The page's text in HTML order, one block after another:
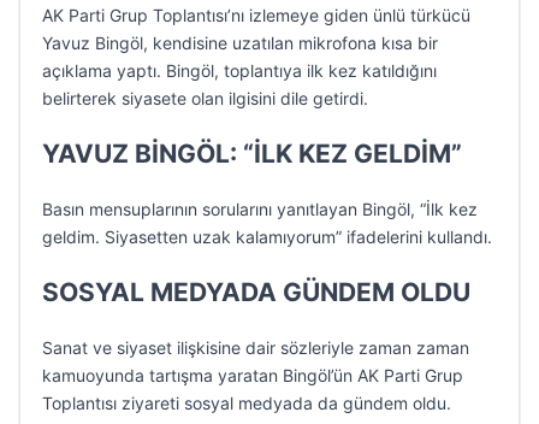
AK Parti Grup Toplantısı’nı izlemeye giden ünlü türkücü
Yavuz Bingöl, kendisine uzatılan mikrofona kısa bir
açıklama yaptı. Bingöl, toplantıya ilk kez katıldığını
belirterek siyasete olan ilgisini dile getirdi.
YAVUZ BİNGÖL: “İLK KEZ GELDİM”
Basın mensuplarının sorularını yanıtlayan Bingöl, “İlk kez
geldim. Siyasetten uzak kalamıyorum” ifadelerini kullandı.
SOSYAL MEDYADA GÜNDEM OLDU
Sanat ve siyaset ilişkisine dair sözleriyle zaman zaman
kamuoyunda tartışma yaratan Bingöl’ün AK Parti Grup
Toplantısı ziyareti sosyal medyada da gündem oldu.